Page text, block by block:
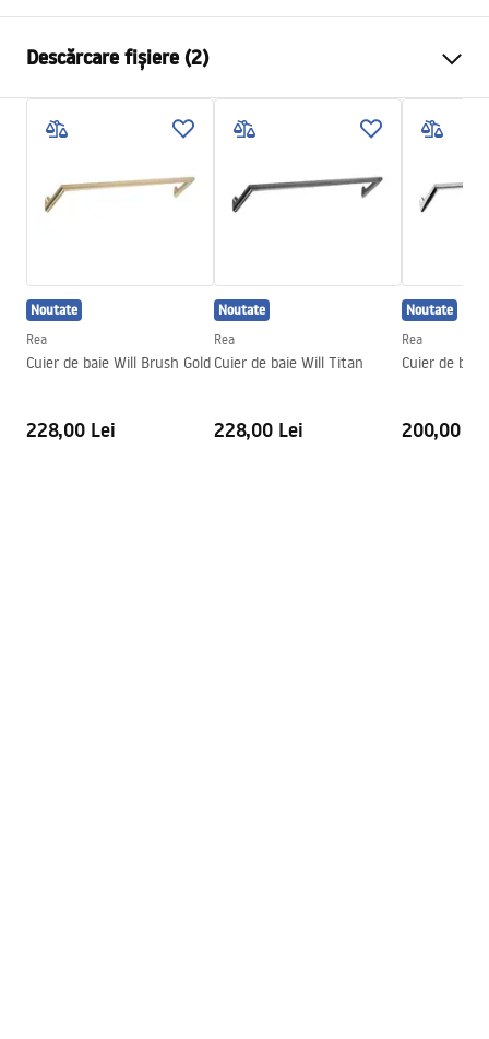
Material
Metodă de montaj
Cu șuruburi
Latime
140
Adâncime
Descărcare fișiere (2)
Condiții de garanție
Noutate
Rea
Cuier de baie Will Brush Gold
228,00 Lei
Noutate
Rea
Cuier de baie Will Titan
228,00 Lei
Noutate
Rea
Cuier de
200,00